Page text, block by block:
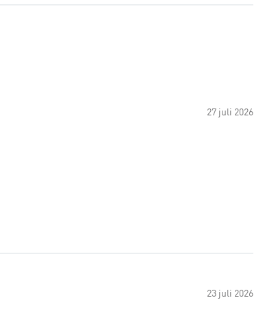
27 juli 2026
23 juli 2026